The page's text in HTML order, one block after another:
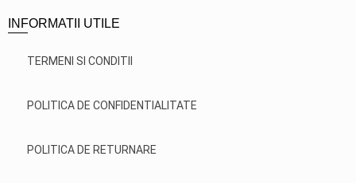
INFORMATII UTILE
TERMENI SI CONDITII
POLITICA DE CONFIDENTIALITATE
POLITICA DE RETURNARE